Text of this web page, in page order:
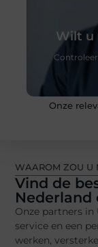
Wilt u
Maak
Onze
kwaliteit.
Onze
WAAROM ZOU U
Vind de
Nederland
Onze partners
service en een
werken,